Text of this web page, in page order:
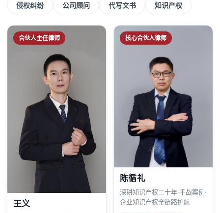
侵权纠纷 公司顾问 代写文书 知识产权
合伙人主任律师
王义
核心合伙人律师
陈循礼
深耕知识产权二十年·千战案例·
企业知识产权全链路护航